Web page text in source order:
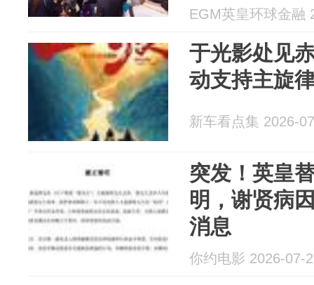
EGM英皇环球金融
于光影处见
动支持主旋
新车看点集 2026-
突发！英皇
明，谢贤病
消息
你约电影 2026-07-